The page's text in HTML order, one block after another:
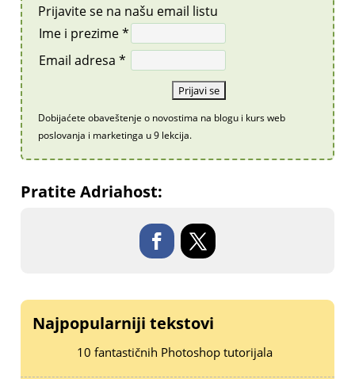
Prijavite se na našu email listu
Ime i prezime *
Email adresa *
Dobijaćete obaveštenje o novostima na blogu i kurs web
poslovanja i marketinga u 9 lekcija.
Pratite Adriahost:
Najpopularniji tekstovi
10 fantastičnih Photoshop tutorijala